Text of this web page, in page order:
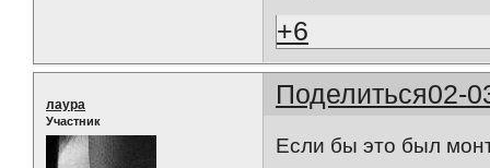
+6
Поделиться02-
лаура
Участник
Если бы это был